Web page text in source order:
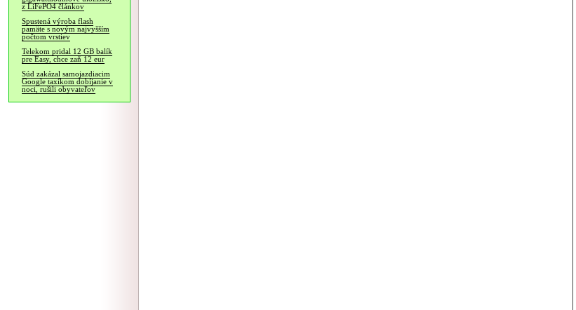
z LiFePO4 článkov
Spustená výroba flash
pamäte s novým najvyšším
počtom vrstiev
Telekom pridal 12 GB balík
pre Easy, chce zaň 12 eur
Súd zakázal samojazdiacim
Google taxíkom dobíjanie v
noci, rušili obyvateľov